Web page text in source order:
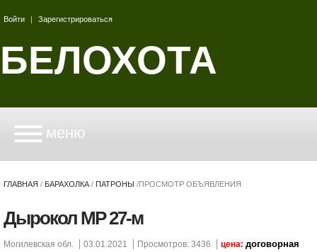
Войти | Зарегистрироваться
БЕЛОХОТА
меню
ГЛАВНАЯ / БАРАХОЛКА / ПАТРОНЫ /ПРОСМОТР ОБЪЯВЛЕНИЯ
Дырокол МР 27-м
Могилевская обл. 03.01.2021 Просмотров: 3436 цена: договорная